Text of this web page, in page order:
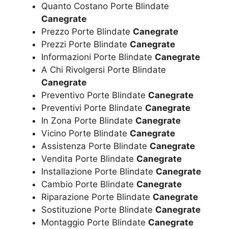
Quanto Costano Porte Blindate
Canegrate
Prezzo Porte Blindate Canegrate
Prezzi Porte Blindate Canegrate
Informazioni Porte Blindate Canegrate
A Chi Rivolgersi Porte Blindate
Canegrate
Preventivo Porte Blindate Canegrate
Preventivi Porte Blindate Canegrate
In Zona Porte Blindate Canegrate
Vicino Porte Blindate Canegrate
Assistenza Porte Blindate Canegrate
Vendita Porte Blindate Canegrate
Installazione Porte Blindate Canegrate
Cambio Porte Blindate Canegrate
Riparazione Porte Blindate Canegrate
Sostituzione Porte Blindate Canegrate
Montaggio Porte Blindate Canegrate